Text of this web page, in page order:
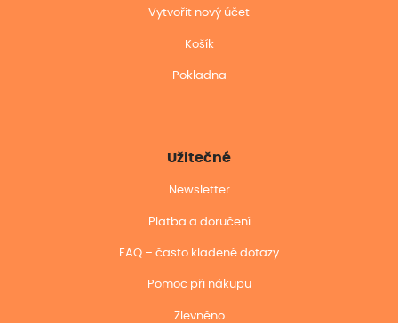
Vytvořit nový účet
Košík
Pokladna
Užitečné
Newsletter
Platba a doručení
FAQ – často kladené dotazy
Pomoc při nákupu
Zlevněno